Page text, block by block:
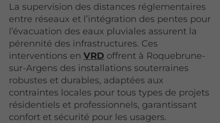
La supervision des distances réglementaires
entre réseaux et l’intégration des pentes pour
l’évacuation des eaux pluviales assurent la
pérennité des infrastructures. Ces
interventions enVRD offrent à Roquebrune-
sur-Argens des installations souterraines
robustes et durables, adaptées aux
contraintes locales pour tous types de projets
résidentiels et professionnels, garantissant
confort et sécurité pour les usagers.